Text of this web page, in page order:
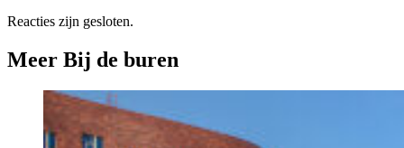
Reacties zijn gesloten.
Meer Bij de buren